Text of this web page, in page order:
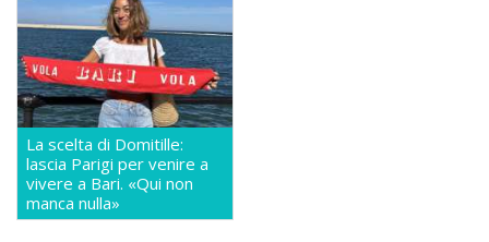
La scelta di Domitille:
lascia Parigi per venire a
vivere a Bari. «Qui non
manca nulla»